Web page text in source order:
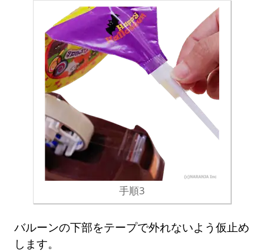
手順3
バルーンの下部をテープで外れないよう仮止め
します。